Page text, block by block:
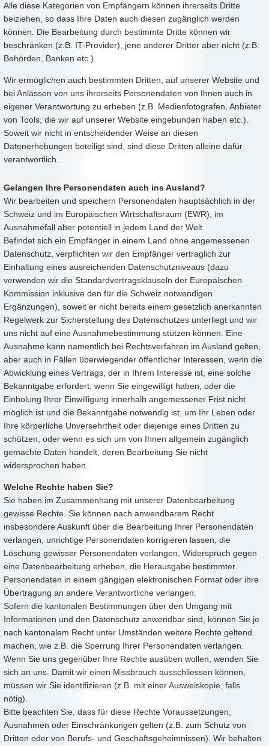
Alle diese Kategorien von Empfängern können ihrerseits Dritte
beiziehen, so dass Ihre Daten auch diesen zugänglich werden
können. Die Bearbeitung durch bestimmte Dritte können wir
beschränken (z.B. IT-Provider), jene anderer Dritter aber nicht (z.B.
Behörden, Banken etc.).
Wir ermöglichen auch bestimmten Dritten, auf unserer Website und
bei Anlässen von uns ihrerseits Personendaten von Ihnen auch in
eigener Verantwortung zu erheben (z.B. Medienfotografen, Anbieter
von Tools, die wir auf unserer Website eingebunden haben etc.).
Soweit wir nicht in entscheidender Weise an diesen
Datenerhebungen beteiligt sind, sind diese Dritten alleine dafür
verantwortlich.
Gelangen Ihre Personendaten auch ins Ausland?
Wir bearbeiten und speichern Personendaten hauptsächlich in der
Schweiz und im Europäischen Wirtschaftsraum (EWR), im
Ausnahmefall aber potentiell in jedem Land der Welt.
Befindet sich ein Empfänger in einem Land ohne angemessenen
Datenschutz, verpflichten wir den Empfänger vertraglich zur
Einhaltung eines ausreichenden Datenschutzniveaus (dazu
verwenden wir die Standardvertragsklauseln der Europäischen
Kommission inklusive den für die Schweiz notwendigen
Ergänzungen), soweit er nicht bereits einem gesetzlich anerkannten
Regelwerk zur Sicherstellung des Datenschutzes unterliegt und wir
uns nicht auf eine Ausnahmebestimmung stützen können. Eine
Ausnahme kann namentlich bei Rechtsverfahren im Ausland gelten,
aber auch in Fällen überwiegender öffentlicher Interessen, wenn die
Abwicklung eines Vertrags, der in Ihrem Interesse ist, eine solche
Bekanntgabe erfordert, wenn Sie eingewilligt haben, oder die
Einholung Ihrer Einwilligung innerhalb angemessener Frist nicht
möglich ist und die Bekanntgabe notwendig ist, um Ihr Leben oder
Ihre körperliche Unversehrtheit oder diejenige eines Dritten zu
schützen, oder wenn es sich um von Ihnen allgemein zugänglich
gemachte Daten handelt, deren Bearbeitung Sie nicht
widersprochen haben.
Welche Rechte haben Sie?
Sie haben im Zusammenhang mit unserer Datenbearbeitung
gewisse Rechte. Sie können nach anwendbarem Recht
insbesondere Auskunft über die Bearbeitung Ihrer Personendaten
verlangen, unrichtige Personendaten korrigieren lassen, die
Löschung gewisser Personendaten verlangen, Widerspruch gegen
eine Datenbearbeitung erheben, die Herausgabe bestimmter
Personendaten in einem gängigen elektronischen Format oder ihre
Übertragung an andere Verantwortliche verlangen.
Sofern die kantonalen Bestimmungen über den Umgang mit
Informationen und den Datenschutz anwendbar sind, können Sie je
nach kantonalem Recht unter Umständen weitere Rechte geltend
machen, wie z.B. die Sperrung Ihrer Personendaten verlangen.
Wenn Sie uns gegenüber Ihre Rechte ausüben wollen, wenden Sie
sich an uns. Damit wir einen Missbrauch ausschliessen können,
müssen wir Sie identifizieren (z.B. mit einer Ausweiskopie, falls
nötig).
Bitte beachten Sie, dass für diese Rechte Voraussetzungen,
Ausnahmen oder Einschränkungen gelten (z.B. zum Schutz von
Dritten oder von Berufs- und Geschäftsgeheimnissen). Wir behalten